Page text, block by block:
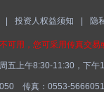
投资人权益须知 隐
可用，您可采用传真交
五上午8:30-11:30，下
传真：0553-